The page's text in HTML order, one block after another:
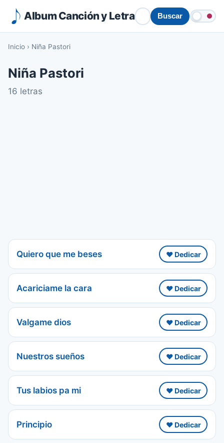
Album Canción y Letra Buscar
Inicio › Niña Pastori
Niña Pastori
16 letras
Quiero que me beses ❤️ Dedicar
Acariciame la cara ❤️ Dedicar
Valgame dios ❤️ Dedicar
Nuestros sueños ❤️ Dedicar
Tus labios pa mi ❤️ Dedicar
Principio ❤️ Dedicar